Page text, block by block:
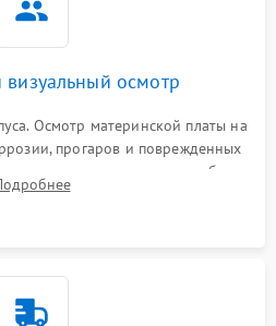
визуальный осмотр
Осмотр материнской платы на
прогаров и поврежденных
системы охлаждения, турбины
радиатора пылью.